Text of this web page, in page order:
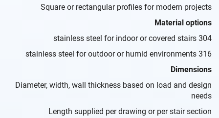
Square or rectangular profiles for modern projects
Material options
304 stainless steel for indoor or covered stairs
316 stainless steel for outdoor or humid environments
Dimensions
Diameter, width, wall thickness based on load and design
needs
Length supplied per drawing or per stair section